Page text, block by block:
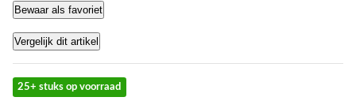
Bewaar als favoriet
Vergelijk dit artikel
25+ stuks op voorraad